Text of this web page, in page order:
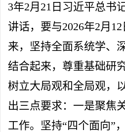
3年2月21日习近平总书
讲话，要与2026年2月
来，坚持全面系统学、
结合起来，尊重基础研
树立大局观和全局观，
出三点要求：一是聚焦
工作。坚持“四个面向”